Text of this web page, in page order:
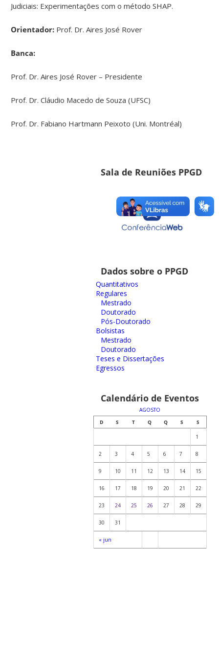
Judiciais: Experimentações com o método SHAP.
Orientador: Prof. Dr. Aires José Rover
Banca:
Prof. Dr. Aires José Rover – Presidente
Prof. Dr. Cláudio Macedo de Souza (UFSC)
Prof. Dr. Fabiano Hartmann Peixoto (Uni. Montréal)
Sala de Reuniões PPGD
Dados sobre o PPGD
Quantitativos
Regulares
Mestrado
Doutorado
Pós-Doutorado
Bolsistas
Mestrado
Doutorado
Teses e Dissertações
Egressos
Calendário de Eventos
AGOSTO
D
S T Q Q S S
« jun
1
2 3 4 5 6 7 8
9 10 11 12 13 14 15
16 17 18 19 20 21 22
23 24 25 26 27 28 29
30 31